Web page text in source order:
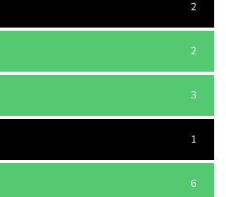
2
2
3
1
6